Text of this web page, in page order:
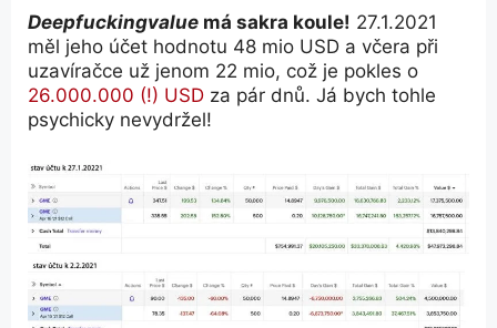
Deepfuckingvalue má sakra koule! 27.1.2021
měl jeho účet hodnotu 48 mio USD a včera při
uzavíračce už jenom 22 mio, což je pokles o
26.000.000 (!) USD za pár dnů. Já bych tohle
psychicky nevydržel!